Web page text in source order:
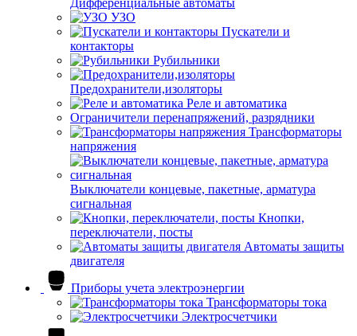
Дифференциальные автоматы
УЗО
Пускатели и
контакторы
Рубильники
Предохранители,изоляторы
Реле и автоматика
Ограничители перенапряжений, разрядники
Трансформаторы
напряжения
Выключатели концевые, пакетные, арматура
сигнальная
Кнопки,
переключатели, посты
Автоматы защиты
двигателя
Приборы учета электроэнергии
Трансформаторы тока
Электросчетчики